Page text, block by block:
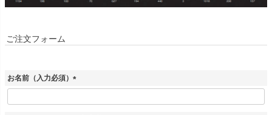
ご注文フォーム
お名前（入力必須）
(
必